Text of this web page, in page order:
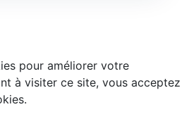
pour améliorer votre
à visiter ce site, vous acceptez